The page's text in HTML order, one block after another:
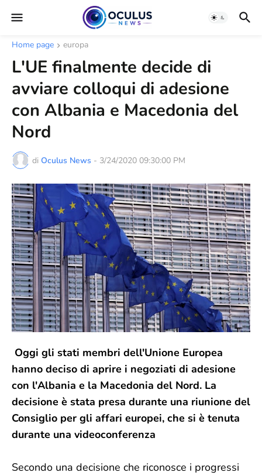
Home page europa
L'UE finalmente decide di
avviare colloqui di adesione
con Albania e Macedonia del
Nord
di Oculus News - 3/24/2020 09:30:00 PM
Oggi gli stati membri dell'Unione Europea
hanno deciso di aprire i negoziati di adesione
con l'Albania e la Macedonia del Nord. La
decisione è stata presa durante una riunione del
Consiglio per gli affari europei, che si è tenuta
durante una videoconferenza
Secondo una decisione che riconosce i progressi